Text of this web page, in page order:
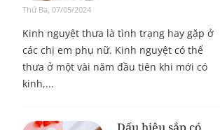
Thứ Ba, 07/05/2024
Kinh nguyệt thưa là tình trạng hay gặp ở
các chị em phụ nữ. Kinh nguyệt có thể
thưa ở một vài năm đầu tiên khi mới có
kinh,...